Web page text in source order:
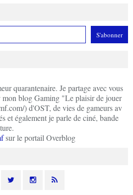
quarantenaire. Je partage avec vous
mon blog Gaming "Le plaisir de jouer
) d'OST, de vies de gameurs av
et également je parle de ciné, bande
sur le portail Overblog